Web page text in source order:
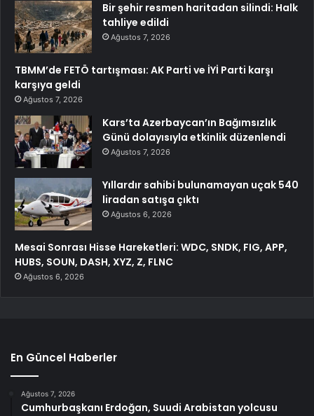
Bir şehir resmen haritadan silindi: Halk
tahliye edildi
Ağustos 7, 2026
TBMM’de FETÖ tartışması: AK Parti ve İYİ Parti karşı
karşıya geldi
Ağustos 7, 2026
Kars’ta Azerbaycan’ın Bağımsızlık
Günü dolayısıyla etkinlik düzenlendi
Ağustos 7, 2026
Yıllardır sahibi bulunamayan uçak 540
liradan satışa çıktı
Ağustos 6, 2026
Mesai Sonrası Hisse Hareketleri: WDC, SNDK, FIG, APP,
HUBS, SOUN, DASH, XYZ, Z, FLNC
Ağustos 6, 2026
En Güncel Haberler
Ağustos 7, 2026
Cumhurbaşkanı Erdoğan, Suudi Arabistan yolcusu